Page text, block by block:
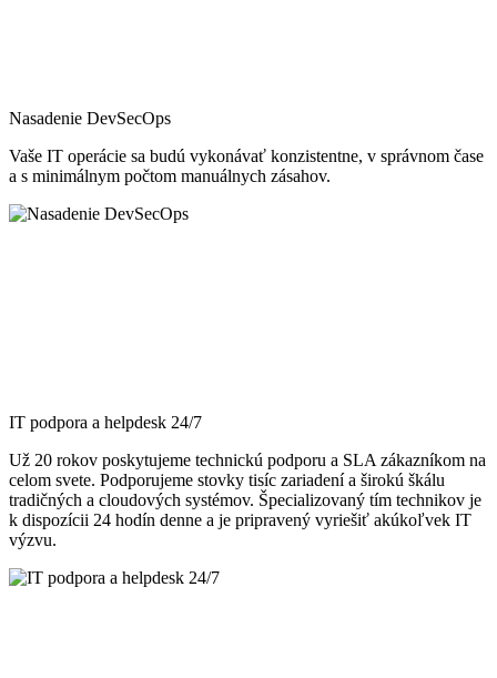
Nasadenie DevSecOps
Vaše IT operácie sa budú vykonávať konzistentne, v správnom čase
a s minimálnym počtom manuálnych zásahov.
IT podpora a helpdesk 24/7
Už 20 rokov poskytujeme technickú podporu a SLA zákazníkom na
celom svete. Podporujeme stovky tisíc zariadení a širokú škálu
tradičných a cloudových systémov. Špecializovaný tím technikov je
k dispozícii 24 hodín denne a je pripravený vyriešiť akúkoľvek IT
výzvu.